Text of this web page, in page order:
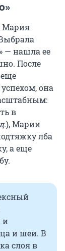
Мария
— нашла ее
После
она
в
), Марии
лба
а еще
и
и шеи. В
слоя в